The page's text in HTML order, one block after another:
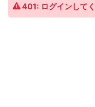
401: ログインして